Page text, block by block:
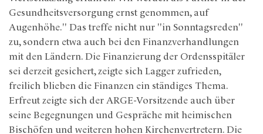
Gesundheitsversorgung ernst genommen, auf
Augenhöhe." Das treffe nicht nur "in Sonntagsreden"
zu, sondern etwa auch bei den Finanzverhandlungen
mit den Ländern. Die Finanzierung der Ordensspitäler
sei derzeit gesichert, zeigte sich Lagger zufrieden,
freilich blieben die Finanzen ein ständiges Thema.
Erfreut zeigte sich der ARGE-Vorsitzende auch über
seine Begegnungen und Gespräche mit heimischen
Bischöfen und weiteren hohen Kirchenvertretern. Die